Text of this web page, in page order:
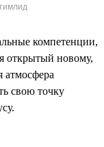
компетенции,
открытый новому,
атмосфера
свою точку